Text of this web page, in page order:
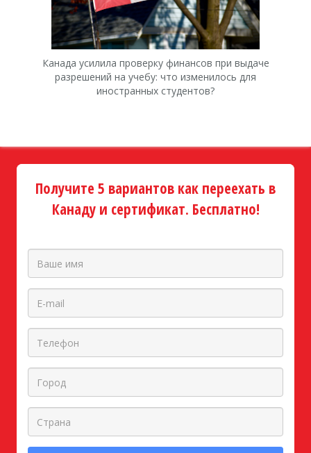
Канада усилила проверку финансов при выдаче
разрешений на учебу: что изменилось для
иностранных студентов?
Получите 5 вариантов как переехать в
Канаду и сертификат. Бесплатно!